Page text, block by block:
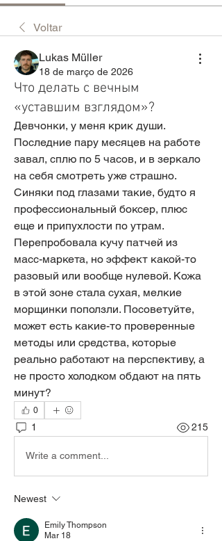
Voltar
Lukas Müller
18 de março de 2026
Что делать с вечным
«уставшим взглядом»?
Девчонки, у меня крик души.
Последние пару месяцев на работе
завал, сплю по 5 часов, и в зеркало
на себя смотреть уже страшно.
Синяки под глазами такие, будто я
профессиональный боксер, плюс
еще и припухлости по утрам.
Перепробовала кучу патчей из
масс-маркета, но эффект какой-то
разовый или вообще нулевой. Кожа
в этой зоне стала сухая, мелкие
морщинки поползли. Посоветуйте,
может есть какие-то проверенные
методы или средства, которые
реально работают на перспективу, а
не просто холодком обдают на пять
минут?
0
1 215
Write a comment...
Newest
Emily Thompson
Mar 18